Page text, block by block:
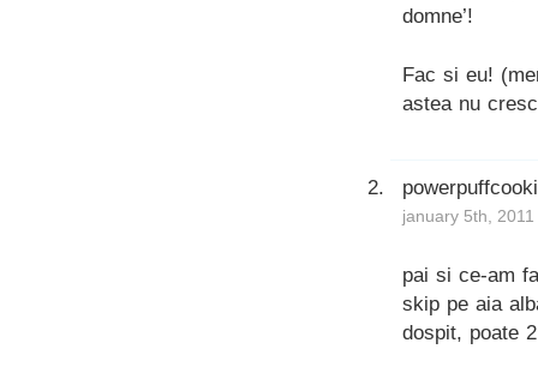
domne’!
Fac si eu!
astea nu
january 5th,
pai si ce-am
skip pe aia
dospit, poate